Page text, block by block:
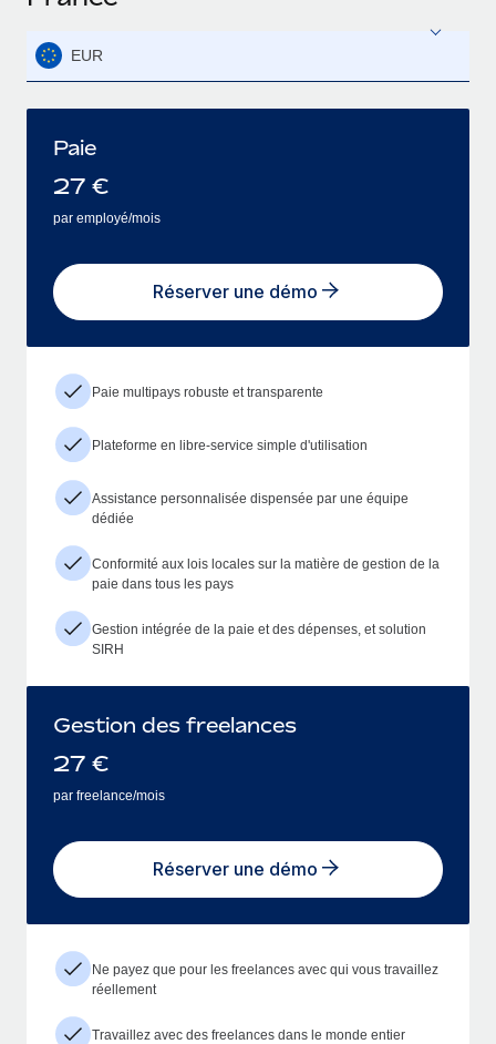
EUR
Paie
27 €
par employé/mois
Réserver une démo
Paie multipays robuste et transparente
Plateforme en libre-service simple d'utilisation
Assistance personnalisée dispensée par une équipe
dédiée
Conformité aux lois locales sur la matière de gestion de la
paie dans tous les pays
Gestion intégrée de la paie et des dépenses, et solution
SIRH
Gestion des freelances
27 €
par freelance/mois
Réserver une démo
Ne payez que pour les freelances avec qui vous travaillez
réellement
Travaillez avec des freelances dans le monde entier